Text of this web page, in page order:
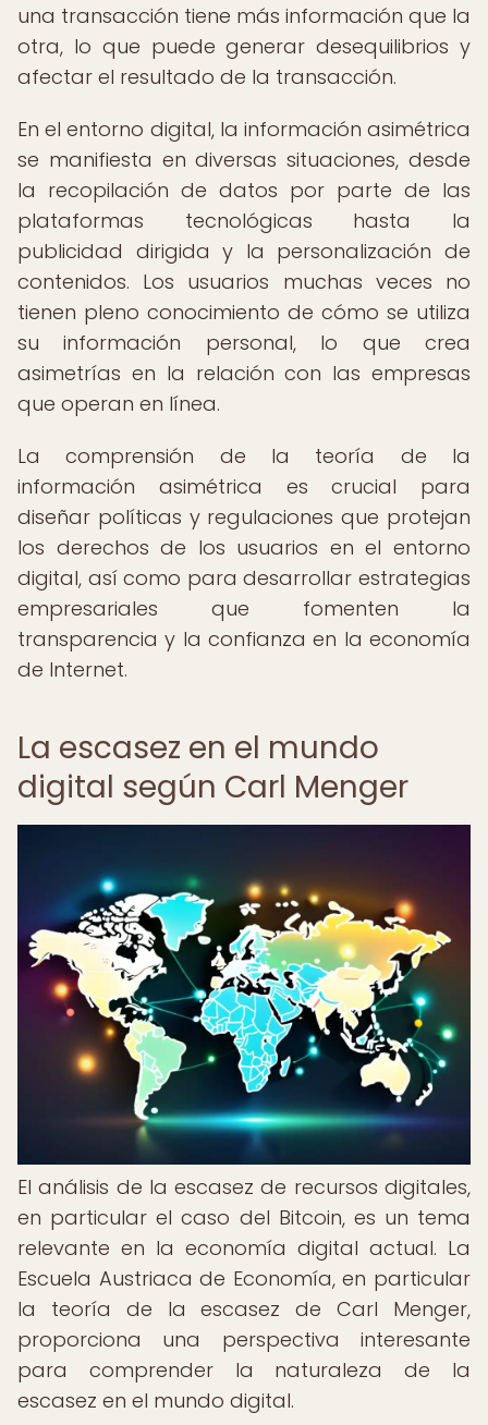
una transacción tiene más información que la
otra, lo que puede generar desequilibrios y
afectar el resultado de la transacción.
En el entorno digital, la información asimétrica
se manifiesta en diversas situaciones, desde
la recopilación de datos por parte de las
plataformas tecnológicas hasta la
publicidad dirigida y la personalización de
contenidos. Los usuarios muchas veces no
tienen pleno conocimiento de cómo se utiliza
su información personal, lo que crea
asimetrías en la relación con las empresas
que operan en línea.
La comprensión de la teoría de la
información asimétrica es crucial para
diseñar políticas y regulaciones que protejan
los derechos de los usuarios en el entorno
digital, así como para desarrollar estrategias
empresariales que fomenten la
transparencia y la confianza en la economía
de Internet.
La escasez en el mundo
digital según Carl Menger
El análisis de la escasez de recursos digitales,
en particular el caso del Bitcoin, es un tema
relevante en la economía digital actual. La
Escuela Austriaca de Economía, en particular
la teoría de la escasez de Carl Menger,
proporciona una perspectiva interesante
para comprender la naturaleza de la
escasez en el mundo digital.